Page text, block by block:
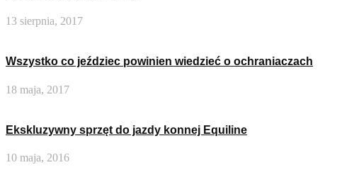
13 sierpnia, 2017
Wszystko co jeździec powinien wiedzieć o ochraniaczach
18 maja, 2017
Ekskluzywny sprzęt do jazdy konnej Equiline
10 maja, 2016